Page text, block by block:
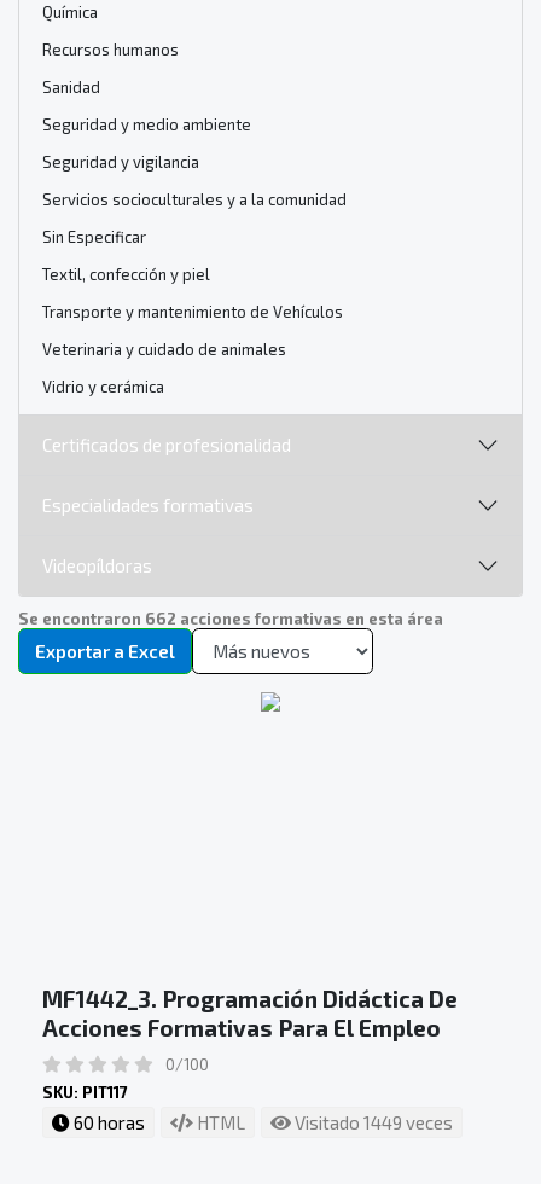
Química
Recursos humanos
Sanidad
Seguridad y medio ambiente
Seguridad y vigilancia
Servicios socioculturales y a la comunidad
Sin Especificar
Textil, confección y piel
Transporte y mantenimiento de Vehículos
Veterinaria y cuidado de animales
Vidrio y cerámica
Certificados de profesionalidad
Especialidades formativas
Videopíldoras
Se encontraron 662 acciones formativas en esta área
Exportar a Excel
MF1442_3. Programación Didáctica De
Acciones Formativas Para El Empleo
0/100
SKU: PIT117
60 horas HTML Visitado 1449 veces